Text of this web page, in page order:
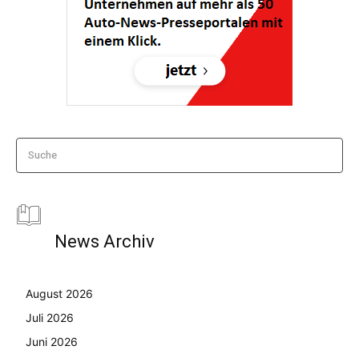
Suche
News Archiv
August 2026
Juli 2026
Juni 2026